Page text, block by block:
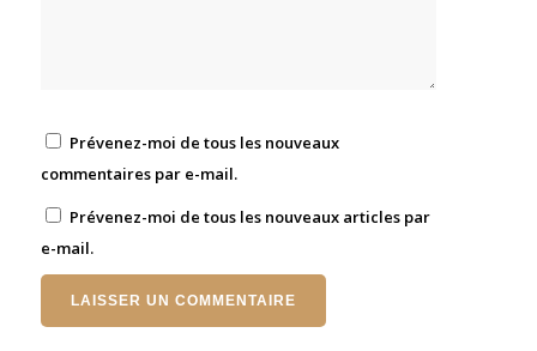
Prévenez-moi de tous les nouveaux
commentaires par e-mail.
Prévenez-moi de tous les nouveaux articles par
e-mail.